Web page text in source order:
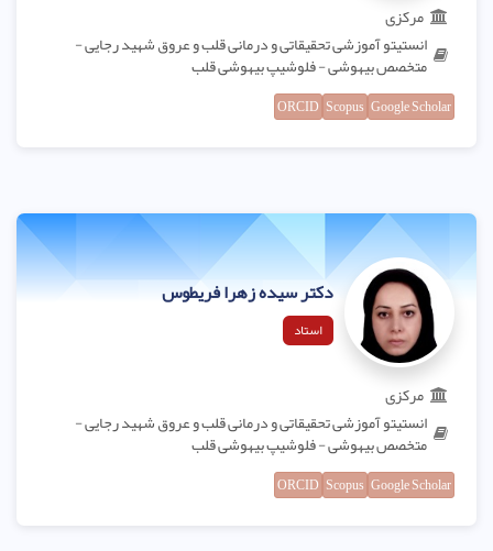
مرکزی
انستیتو آموزشی تحقیقاتی و درمانی قلب و عروق شهید رجایی -
متخصص بیهوشی - فلوشیپ بیهوشی قلب
Google Scholar
Scopus
ORCID
دکتر سیده زهرا فریطوس
استاد
مرکزی
انستیتو آموزشی تحقیقاتی و درمانی قلب و عروق شهید رجایی -
متخصص بیهوشی - فلوشیپ بیهوشی قلب
Google Scholar
Scopus
ORCID